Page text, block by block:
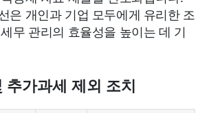
은 개인과 기업 모두에게 유리한 조
무 관리의 효율성을 높이는 데 기
추가과세 제외 조치